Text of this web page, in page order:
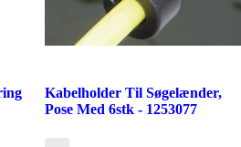
Kabelholder Til Søgelænder,
Pose Med 6stk - 1253077